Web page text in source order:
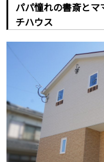
パパ憧れの書斎と
チハウス